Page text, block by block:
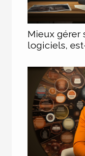
Mieux gérer
logiciels,